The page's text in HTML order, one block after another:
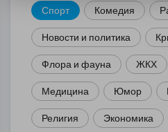
Спорт Комедия
Новости и политика
Флора и фауна ЖКХ
Медицина Юмор
Религия Экономика